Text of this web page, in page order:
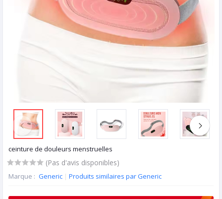
ceinture de douleurs menstruelles
(Pas d'avis disponibles)
Marque : Generic | Produits similaires par Generic